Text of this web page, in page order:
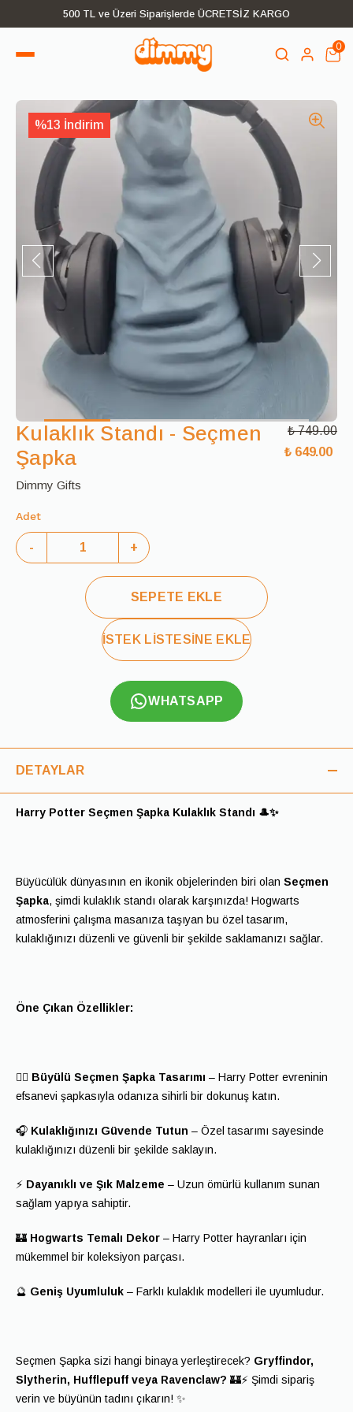
500 TL ve Üzeri Siparişlerde ÜCRETSİZ KARGO
0
%13 İndirim
Kulaklık Standı - Seçmen
Şapka
₺ 749.00
₺ 649.00
Dimmy Gifts
Adet
- +
SEPETE EKLE
İSTEK LİSTESİNE EKLE
WHATSAPP
DETAYLAR
Harry Potter Seçmen Şapka Kulaklık Standı 🎩✨
Büyücülük dünyasının en ikonik objelerinden biri olan Seçmen
Şapka, şimdi kulaklık standı olarak karşınızda! Hogwarts
atmosferini çalışma masanıza taşıyan bu özel tasarım,
kulaklığınızı düzenli ve güvenli bir şekilde saklamanızı sağlar.
Öne Çıkan Özellikler:
🧙‍♂️ Büyülü Seçmen Şapka Tasarımı – Harry Potter evreninin
efsanevi şapkasıyla odanıza sihirli bir dokunuş katın.
🎧 Kulaklığınızı Güvende Tutun – Özel tasarımı sayesinde
kulaklığınızı düzenli bir şekilde saklayın.
⚡ Dayanıklı ve Şık Malzeme – Uzun ömürlü kullanım sunan
sağlam yapıya sahiptir.
🏰 Hogwarts Temalı Dekor – Harry Potter hayranları için
mükemmel bir koleksiyon parçası.
🔮 Geniş Uyumluluk – Farklı kulaklık modelleri ile uyumludur.
Seçmen Şapka sizi hangi binaya yerleştirecek? Gryffindor,
Slytherin, Hufflepuff veya Ravenclaw? 🏰⚡ Şimdi sipariş
verin ve büyünün tadını çıkarın! ✨